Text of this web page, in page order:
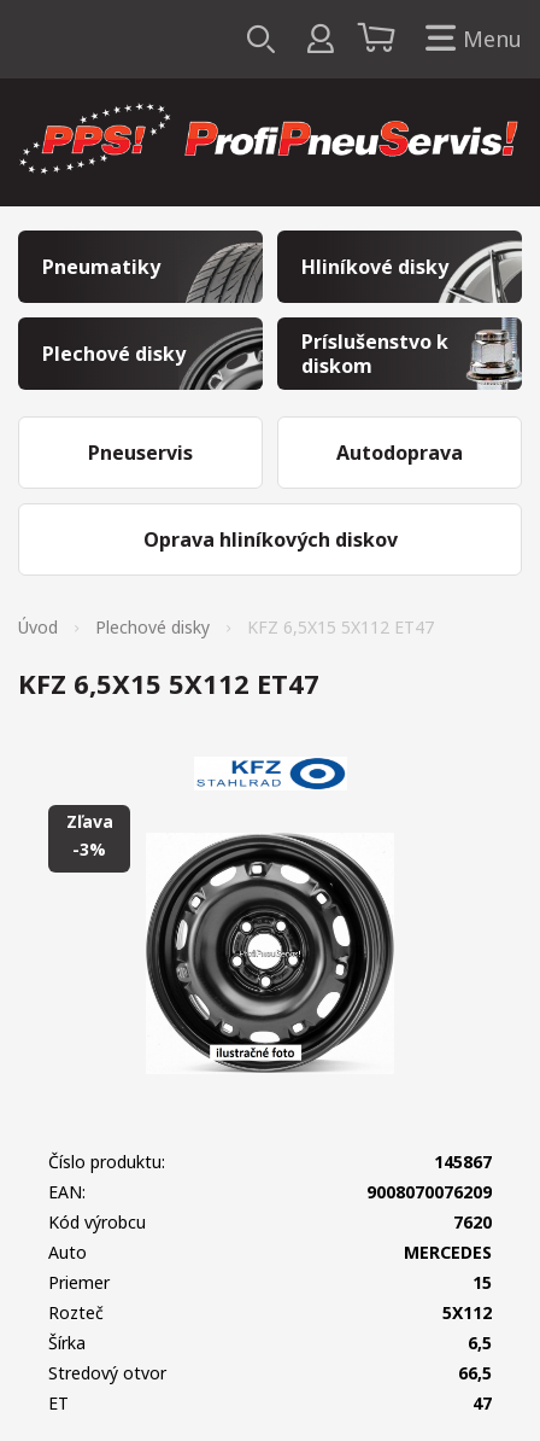
Menu
Pneumatiky Hliníkové disky
Plechové disky
Príslušenstvo k
diskom
Pneuservis
Oprava hliníkových diskov
Autodoprava
Úvod Plechové disky KFZ 6,5X15 5X112 ET47
KFZ 6,5X15 5X112 ET47
Zľava
-3%
Číslo produktu:
145867
EAN:
9008070076209
Kód výrobcu
7620
Auto
MERCEDES
Priemer
15
Rozteč
5X112
Šírka
6,5
Stredový otvor
66,5
ET
47